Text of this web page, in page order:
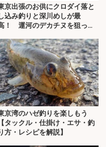
京出張のお供にクロダイ落と
込み釣りと深川めしが最
！ 運河のデカチヌを狙って
京湾のハゼ釣りを楽しもう
【タックル・仕掛け・エサ・釣
方・レシピを解説】